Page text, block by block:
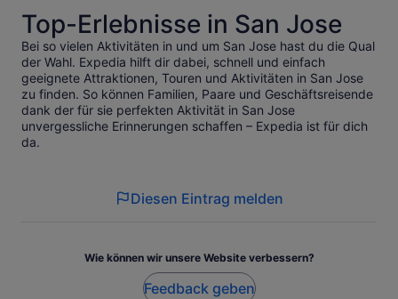
Top-Erlebnisse in San Jose
Bei so vielen Aktivitäten in und um San Jose hast du die Qual
der Wahl. Expedia hilft dir dabei, schnell und einfach
geeignete Attraktionen, Touren und Aktivitäten in San Jose
zu finden. So können Familien, Paare und Geschäftsreisende
dank der für sie perfekten Aktivität in San Jose
unvergessliche Erinnerungen schaffen – Expedia ist für dich
da.
Diesen Eintrag melden
Wie können wir unsere Website verbessern?
Feedback geben